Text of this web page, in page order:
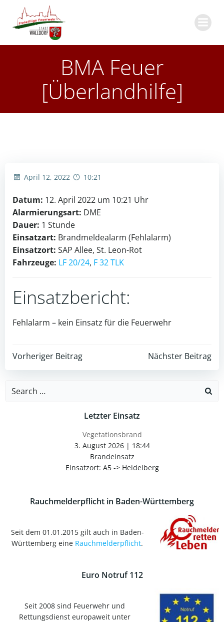
BMA Feuer
[Überlandhilfe]
April 12, 2022 10:21
Datum: 12. April 2022 um 10:21 Uhr
Alarmierungsart: DME
Dauer: 1 Stunde
Einsatzart: Brandmeldealarm (Fehlalarm)
Einsatzort: SAP Allee, St. Leon-Rot
Fahrzeuge: LF 20/24, F 32 TLK
Einsatzbericht:
Fehlalarm – kein Einsatz für die Feuerwehr
Post
navigation
Vorheriger Beitrag
Post
navigation
Nächster Beitrag
Search
Letzter Einsatz
Vegetationsbrand
3. August 2026| 18:44
Brandeinsatz
Einsatzort: A5 -> Heidelberg
Rauchmelderpflicht in Baden-Württemberg
Seit dem 01.01.2015 gilt auch in Baden-
Württemberg eine Rauchmelderpflicht.
Euro Notruf 112
Seit 2008 sind Feuerwehr und
Rettungsdienst europaweit unter